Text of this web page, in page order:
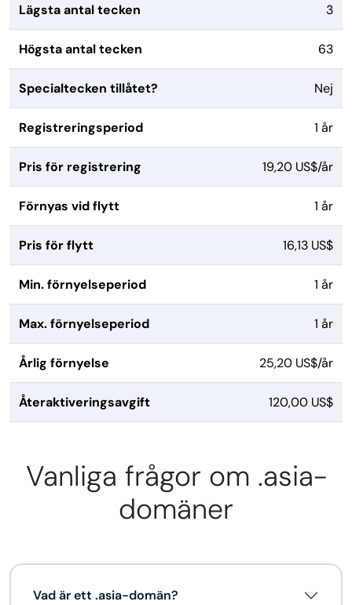
Lägsta antal tecken 3
Högsta antal tecken 63
Specialtecken tillåtet? Nej
Registreringsperiod 1 år
Pris för registrering 19,20 US$/år
Förnyas vid flytt 1 år
Pris för flytt 16,13 US$
Min. förnyelseperiod 1 år
Max. förnyelseperiod 1 år
Årlig förnyelse 25,20 US$/år
Återaktiveringsavgift 120,00 US$
Vanliga frågor om .asia-
domäner
Vad är ett .asia-domän?